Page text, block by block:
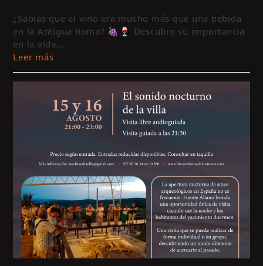
¿Sabías que el vino era mucho más que una bebida
en la Antigua Roma? 🍇🍷 Descubre su importancia
en la vida…
Leer más